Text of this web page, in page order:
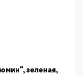
зеленая,